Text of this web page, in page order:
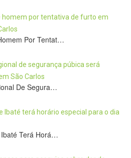
Por Tentat…
De Segura…
Terá Horá…